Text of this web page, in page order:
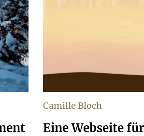
Camille Bloch
Eine Webseite